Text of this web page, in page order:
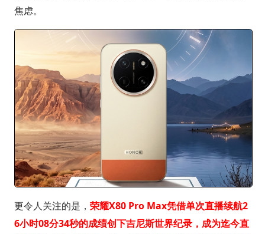
焦虑。
更令人关注的是， 荣耀X80 Pro Max凭借单次直播续航2
6小时08分34秒的成绩创下吉尼斯世界纪录，成为迄今直